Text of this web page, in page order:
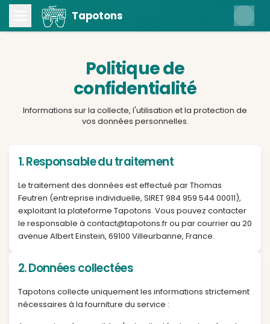
Tapotons
Politique de
confidentialité
1. Responsable du traitement
Le traitement des données est effectué par
Feutren (entreprise individuelle, SIRET 984 959 544
exploitant la plateforme Tapotons. Vous pouvez
avenue Albert Einstein, 69100 Villeurbanne, France.